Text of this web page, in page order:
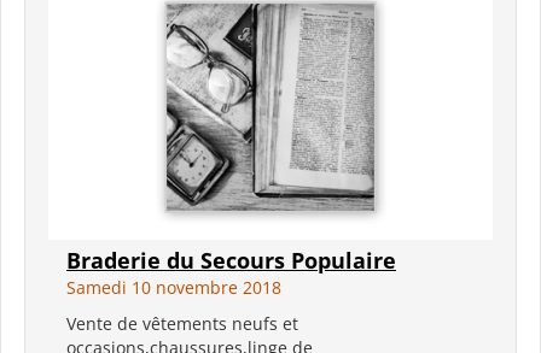
Braderie du Secours Populaire
Samedi 10 novembre 2018
Vente de vêtements neufs et
occasions,chaussures,linge de